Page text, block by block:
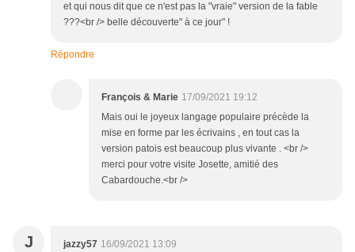
et qui nous dit que ce n'est pas la "vraie" version de la fable
???<br /> belle découverte" à ce jour" !
Répondre
François & Marie 17/09/2021 19:12
Mais oui le joyeux langage populaire précède la
mise en forme par les écrivains , en tout cas la
version patois est beaucoup plus vivante . <br />
merci pour votre visite Josette, amitié des
Cabardouche.<br />
J jazzy57 16/09/2021 13:09